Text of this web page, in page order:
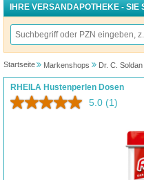
IHRE VERSANDAPOTHEKE - SIE
Startseite Markenshops Dr. C. Soldan
RHEILA Hustenperlen Dosen
5.0 (1)